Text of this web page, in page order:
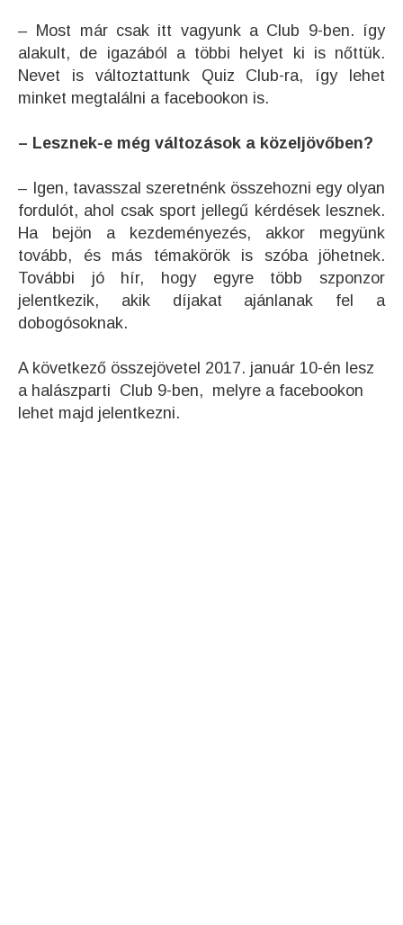
– Most már csak itt vagyunk a Club 9-ben. így
alakult, de igazából a többi helyet ki is nőttük.
Nevet is változtattunk Quiz Club-ra, így lehet
minket megtalálni a facebookon is.
– Lesznek-e még változások a közeljövőben?
– Igen, tavasszal szeretnénk összehozni egy olyan
fordulót, ahol csak sport jellegű kérdések lesznek.
Ha bejön a kezdeményezés, akkor megyünk
tovább, és más témakörök is szóba jöhetnek.
További jó hír, hogy egyre több szponzor
jelentkezik, akik díjakat ajánlanak fel a
dobogósoknak.
A következő összejövetel 2017. január 10-én lesz
a halászparti Club 9-ben, melyre a facebookon
lehet majd jelentkezni.